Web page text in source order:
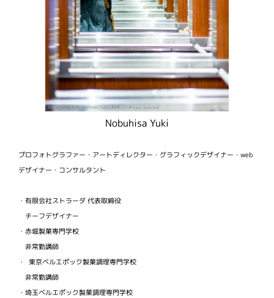
Nobuhisa Yuki
プロフォトグラファー・アートディレクター・グラフィックデザイナー・web
デザイナー・コンサルタント
・有限会社ストラーダ 代表取締役
チーフデザイナー
・赤堀製菓専門学校
非常勤講師
・ 東京ベルエポック製菓調理専門学校
非常勤講師
・埼玉ベルエポック製菓調理専門学校